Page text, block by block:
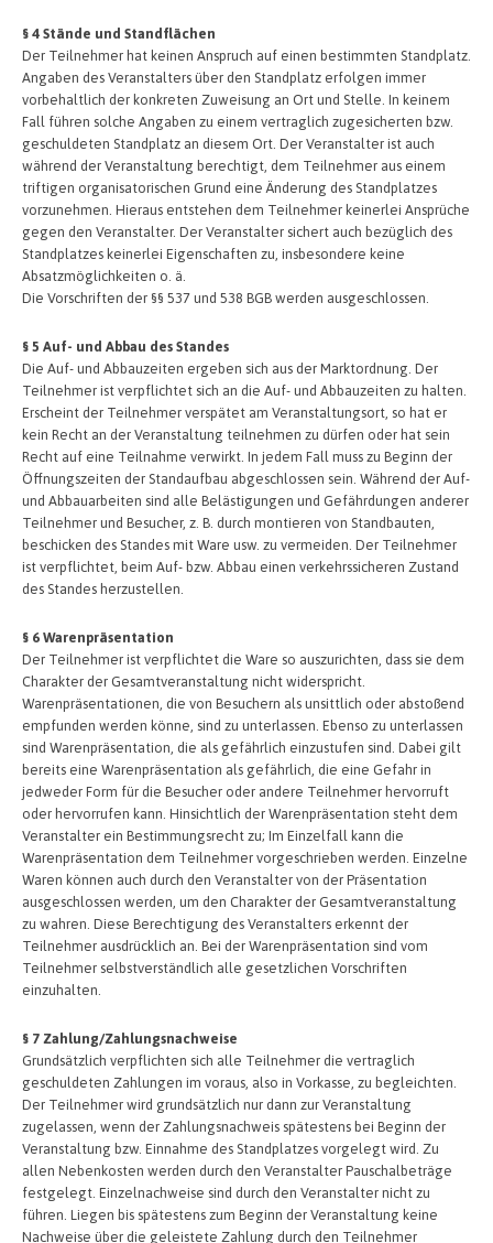
§ 4 Stände und Standflächen
Der Teilnehmer hat keinen Anspruch auf einen bestimmten Standplatz.
Angaben des Veranstalters über den Standplatz erfolgen immer
vorbehaltlich der konkreten Zuweisung an Ort und Stelle. In keinem
Fall führen solche Angaben zu einem vertraglich zugesicherten bzw.
geschuldeten Standplatz an diesem Ort. Der Veranstalter ist auch
während der Veranstaltung berechtigt, dem Teilnehmer aus einem
triftigen organisatorischen Grund eine Änderung des Standplatzes
vorzunehmen. Hieraus entstehen dem Teilnehmer keinerlei Ansprüche
gegen den Veranstalter. Der Veranstalter sichert auch bezüglich des
Standplatzes keinerlei Eigenschaften zu, insbesondere keine
Absatzmöglichkeiten o. ä.
Die Vorschriften der §§ 537 und 538 BGB werden ausgeschlossen.
§ 5 Auf- und Abbau des Standes
Die Auf- und Abbauzeiten ergeben sich aus der Marktordnung. Der
Teilnehmer ist verpflichtet sich an die Auf- und Abbauzeiten zu halten.
Erscheint der Teilnehmer verspätet am Veranstaltungsort, so hat er
kein Recht an der Veranstaltung teilnehmen zu dürfen oder hat sein
Recht auf eine Teilnahme verwirkt. In jedem Fall muss zu Beginn der
Öffnungszeiten der Standaufbau abgeschlossen sein. Während der Auf-
und Abbauarbeiten sind alle Belästigungen und Gefährdungen anderer
Teilnehmer und Besucher, z. B. durch montieren von Standbauten,
beschicken des Standes mit Ware usw. zu vermeiden. Der Teilnehmer
ist verpflichtet, beim Auf- bzw. Abbau einen verkehrssicheren Zustand
des Standes herzustellen.
§ 6 Warenpräsentation
Der Teilnehmer ist verpflichtet die Ware so auszurichten, dass sie dem
Charakter der Gesamtveranstaltung nicht widerspricht.
Warenpräsentationen, die von Besuchern als unsittlich oder abstoßend
empfunden werden könne, sind zu unterlassen. Ebenso zu unterlassen
sind Warenpräsentation, die als gefährlich einzustufen sind. Dabei gilt
bereits eine Warenpräsentation als gefährlich, die eine Gefahr in
jedweder Form für die Besucher oder andere Teilnehmer hervorruft
oder hervorrufen kann. Hinsichtlich der Warenpräsentation steht dem
Veranstalter ein Bestimmungsrecht zu; Im Einzelfall kann die
Warenpräsentation dem Teilnehmer vorgeschrieben werden. Einzelne
Waren können auch durch den Veranstalter von der Präsentation
ausgeschlossen werden, um den Charakter der Gesamtveranstaltung
zu wahren. Diese Berechtigung des Veranstalters erkennt der
Teilnehmer ausdrücklich an. Bei der Warenpräsentation sind vom
Teilnehmer selbstverständlich alle gesetzlichen Vorschriften
einzuhalten.
§ 7 Zahlung/Zahlungsnachweise
Grundsätzlich verpflichten sich alle Teilnehmer die vertraglich
geschuldeten Zahlungen im voraus, also in Vorkasse, zu begleichten.
Der Teilnehmer wird grundsätzlich nur dann zur Veranstaltung
zugelassen, wenn der Zahlungsnachweis spätestens bei Beginn der
Veranstaltung bzw. Einnahme des Standplatzes vorgelegt wird. Zu
allen Nebenkosten werden durch den Veranstalter Pauschalbeträge
festgelegt. Einzelnachweise sind durch den Veranstalter nicht zu
führen. Liegen bis spätestens zum Beginn der Veranstaltung keine
Nachweise über die geleistete Zahlung durch den Teilnehmer